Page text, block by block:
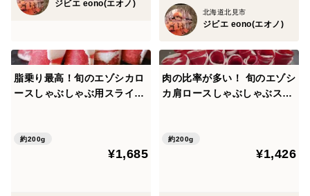
ジビエ eono(エオノ)
北海道北見市
ジビエ eono(エオノ)
脂乗り最高！旬のエゾシカロ
ースしゃぶしゃぶ用スライス
す。
約200g
¥1,685
肉の比率が多い！ 旬のエゾシ
カ肩ロースしゃぶしゃぶスラ
約200g
¥1,426